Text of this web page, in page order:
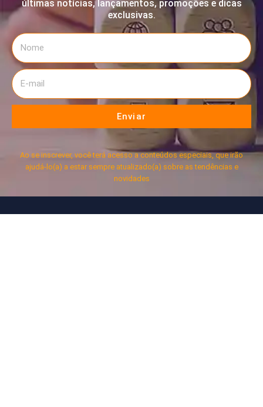
últimas notícias, lançamentos, promoções e dicas
exclusivas.
Enviar
Ao se inscrever, você terá acesso a conteúdos especiais, que irão
ajudá-lo(a) a estar sempre atualizado(a) sobre as tendências e
novidades